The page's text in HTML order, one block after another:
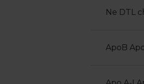
Ne DTL
ApoB